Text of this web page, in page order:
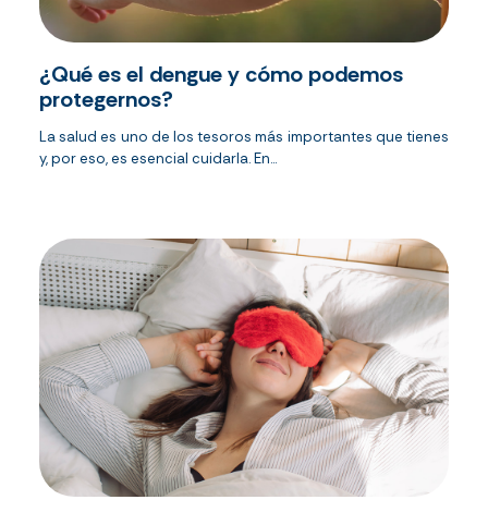
¿Qué es el dengue y cómo podemos
protegernos?
La salud es uno de los tesoros más importantes que tienes
y, por eso, es esencial cuidarla. En...